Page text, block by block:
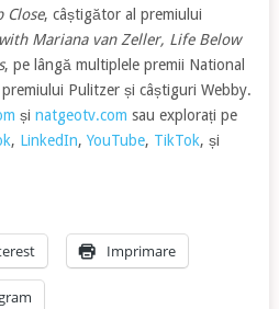
Close, câștigător al premiului
Mariana van Zeller, Life Below
, pe lângă multiplele premii National
Pulitzer și câștiguri Webby.
și natgeotv.com sau explorați pe
, LinkedIn, YouTube, TikTok, și
Imprimare